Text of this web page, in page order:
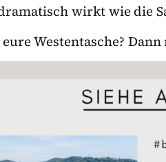
wirkt wie die
Westentasche?